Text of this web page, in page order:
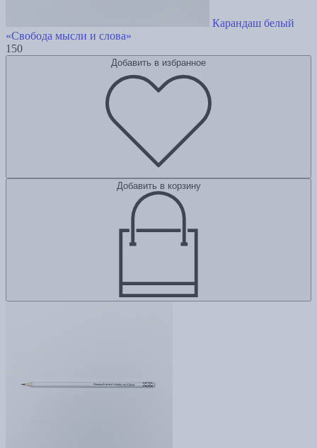
Карандаш белый
«Свобода мысли и слова»
150
Добавить в избранное
Добавить в корзину